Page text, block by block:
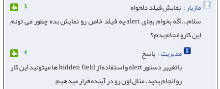
مازیار : نمایش فیلد دلخواه 3
سلام...اگه بخوام بجای alert یه فیلد خاص رو نمایش بده چطور می تونم
این کارو انجام بدم؟
مدیریت :پاسخ 4
با تغییر دستور alert و استفاده از hidden field ها میتونید این کار
رو انجام بدید. مثال اون رو در آینده قرار میدهیم